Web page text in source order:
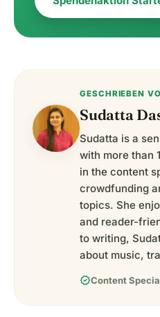
GESCHRIEBEN
Sudatta
Sudatta is a
with more than
in the content
crowdfunding
topics. She
and reader-
to writing,
about music,
verifiedContent